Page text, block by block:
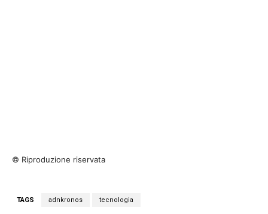
© Riproduzione riservata
TAGS adnkronos tecnologia